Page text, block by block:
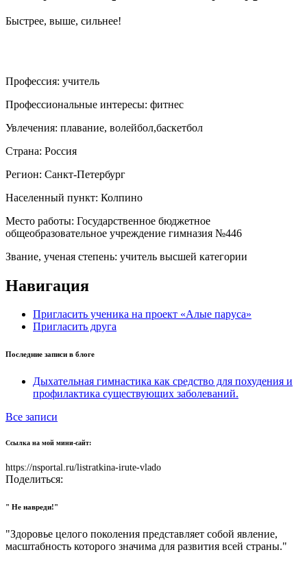
Быстрее, выше, сильнее!
Профессия: учитель
Профессиональные интересы: фитнес
Увлечения: плавание, волейбол,баскетбол
Страна: Россия
Регион: Санкт-Петербург
Населенный пункт: Колпино
Место работы: Государственное бюджетное
общеобразовательное учреждение гимназия №446
Звание, ученая степень: учитель высшей категории
Навигация
Пригласить ученика на проект «Алые паруса»
Пригласить друга
Последние записи в блоге
Дыхательная гимнастика как средство для похудения и
профилактика существующих заболеваний.
Все записи
Ссылка на мой мини-сайт:
https://nsportal.ru/listratkina-irute-vlado
Поделиться:
" Не навреди!"
"Здоровье целого поколения представляет собой явление,
масштабность которого значима для развития всей страны."